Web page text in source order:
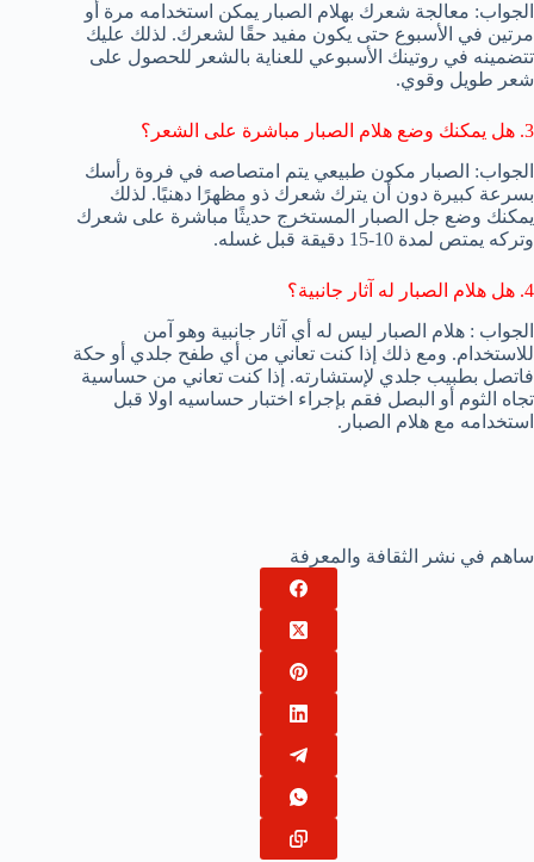
الجواب: معالجة شعرك بهلام الصبار يمكن استخدامه مرة أو
مرتين في الأسبوع حتى يكون مفيد حقًا لشعرك. لذلك عليك
تتضمينه في روتينك الأسبوعي للعناية بالشعر للحصول على
شعر طويل وقوي.
3. هل يمكنك وضع هلام الصبار مباشرة على الشعر؟
الجواب: الصبار مكون طبيعي يتم امتصاصه في فروة رأسك
بسرعة كبيرة دون أن يترك شعرك ذو مظهرًا دهنيًا. لذلك
يمكنك وضع جل الصبار المستخرج حديثًا مباشرة على شعرك
وتركه يمتص لمدة 10-15 دقيقة قبل غسله.
4. هل هلام الصبار له آثار جانبية؟
الجواب : هلام الصبار ليس له أي آثار جانبية وهو آمن
للاستخدام. ومع ذلك إذا كنت تعاني من أي طفح جلدي أو حكة
فاتصل بطبيب جلدي لإستشارته. إذا كنت تعاني من حساسية
تجاه الثوم أو البصل فقم بإجراء اختبار حساسيه اولا قبل
استخدامه مع هلام الصبار.
ساهم في نشر الثقافة والمعرفة